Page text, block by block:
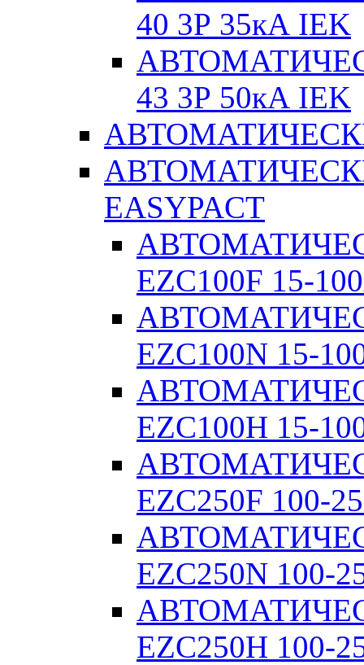
40 3Р 35кА IEK
43 3Р 50кА IEK
EASYPACT
EZC100F 15-
EZC100N 15-
EZC100H 15-
EZC250F 100-
EZC250N 100-
EZC250H 100-